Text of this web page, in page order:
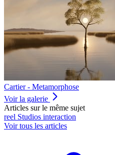
Cartier - Metamorphose
Voir la galerie
Articles sur le même sujet
reel Studios interaction
Voir tous les articles